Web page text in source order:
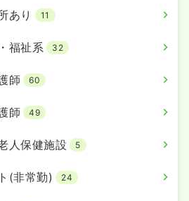
あり 11
福祉系 32
師 60
師 49
人保健施設 5
(非常勤) 24